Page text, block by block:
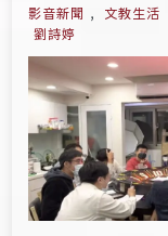
影音新聞 , 文教生活
劉詩婷